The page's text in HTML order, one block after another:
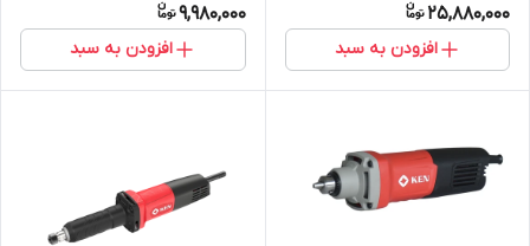
25,880,000
افزودن به سبد
9,980,000
افزودن به سبد